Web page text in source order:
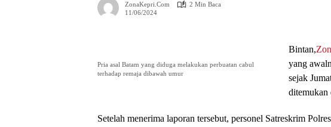
ZonaKepri.com
2 Min Baca
11/06/2024
Pria asal Batam yang diduga melakukan perbuatan cabul
terhadap remaja dibawah umur
Bintan,
yang
sejak
ditemukan
Setelah menerima laporan tersebut, personel Satreskrim